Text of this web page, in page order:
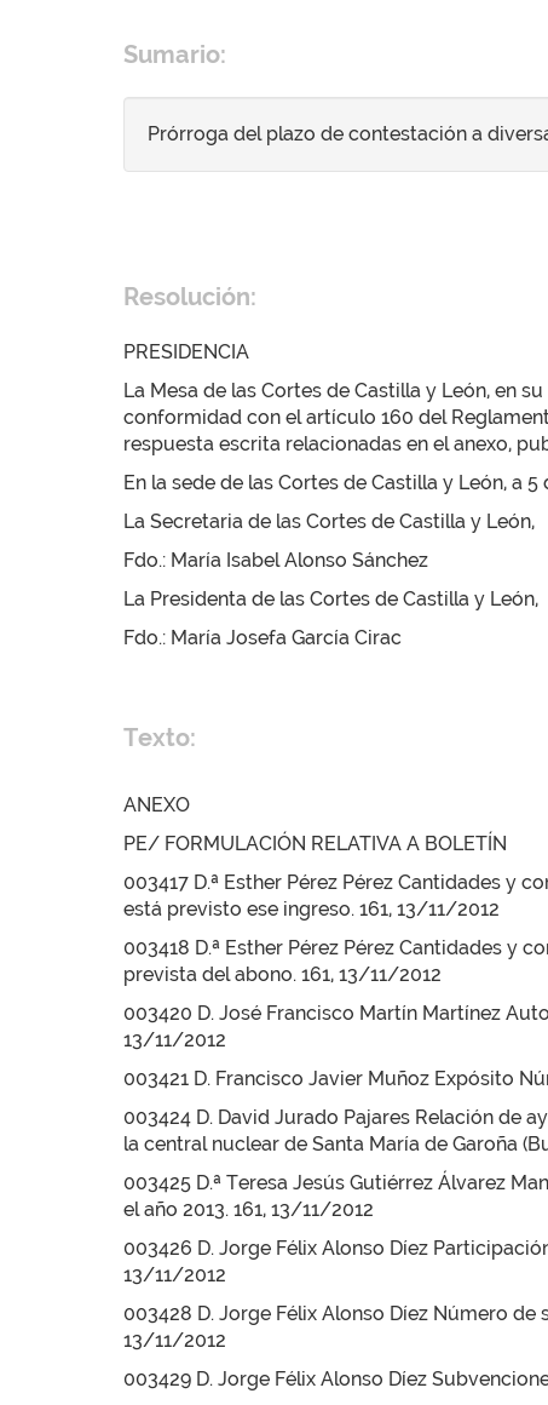
Sumario:
Prórroga del plazo de contestación a
Resolución:
PRESIDENCIA
La Mesa de las Cortes de Castilla y León, en
conformidad con el artículo 160 del
respuesta escrita relacionadas en el anexo,
En la sede de las Cortes de Castilla y León, a
La Secretaria de las Cortes de Castilla y León,
Fdo.: María Isabel Alonso Sánchez
La Presidenta de las Cortes de Castilla y León,
Fdo.: María Josefa García Cirac
Texto:
ANEXO
PE/ FORMULACIÓN RELATIVA A BOLETÍN
003417 D.ª Esther Pérez Pérez Cantidades y
está previsto ese ingreso. 161, 13/11/2012
003418 D.ª Esther Pérez Pérez Cantidades y
prevista del abono. 161, 13/11/2012
003420 D. José Francisco Martín Martínez
13/11/2012
003421 D. Francisco Javier Muñoz Expósito
003424 D. David Jurado Pajares Relación de
la central nuclear de Santa María de Garoña
003425 D.ª Teresa Jesús Gutiérrez Álvarez
el año 2013. 161, 13/11/2012
003426 D. Jorge Félix Alonso Díez
13/11/2012
003428 D. Jorge Félix Alonso Díez Número
13/11/2012
003429 D. Jorge Félix Alonso Díez